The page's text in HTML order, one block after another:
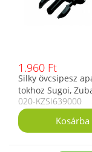
1.960 Ft
Silky övcsipesz
tokhoz Sugoi,
Bigboy, Yamabiko,
Gomtaro
020-KZSI639000